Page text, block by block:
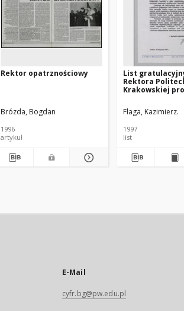
Rektor opatrznościowy
Brózda, Bogdan
1996
artykuł
List
Rektora
Krakowskiej
Władysława
dnia 5.11.1997
Flaga, Kazimierz.
1997
list
E-Mail
cyfr.bg@pw.edu.pl